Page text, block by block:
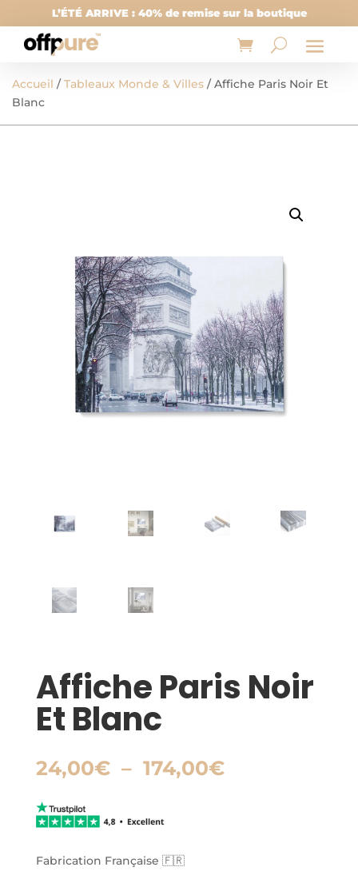
L’ÉTÉ ARRIVE : 40% de remise sur la boutique
Accueil /Tableaux Monde & Villes / Affiche Paris Noir Et
Blanc
Affiche Paris Noir
Et Blanc
24,00€ – 174,00€Plage
Fabrication Française 🇫🇷